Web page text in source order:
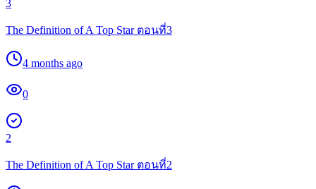
3
The Definition of A Top Star ตอนที่3
4 months ago
0
2
The Definition of A Top Star ตอนที่2